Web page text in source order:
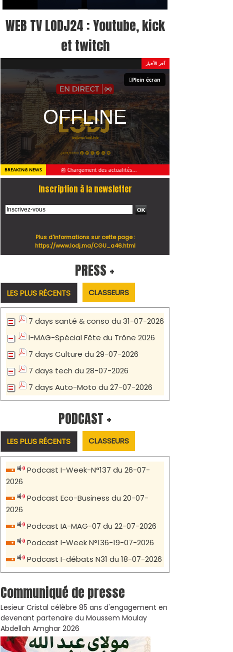
WEB TV LODJ24 : Youtube, kick
et twitch
آخر الأخبار
Plein écran
BREAKING NEWS 📰 Chargement des actualités...
Inscription à la newsletter
Plus d'informations sur cette page :
https://www.lodj.ma/CGU_a46.html
PRESS +
LES PLUS RÉCENTS CLASSEURS
7 days santé & conso du 31-07-2026
I-MAG-Spécial Fête du Trône 2026
7 days Culture du 29-07-2026
7 days tech du 28-07-2026
7 days Auto-Moto du 27-07-2026
PODCAST +
LES PLUS RÉCENTS CLASSEURS
Podcast I-Week-N°137 du 26-07-
2026
Podcast Eco-Business du 20-07-
2026
Podcast IA-MAG-07 du 22-07-2026
Podcast I-Week N°136-19-07-2026
Podcast I-débats N31 du 18-07-2026
Communiqué de presse
Lesieur Cristal célèbre 85 ans d'engagement en
devenant partenaire du Moussem Moulay
Abdellah Amghar 2026